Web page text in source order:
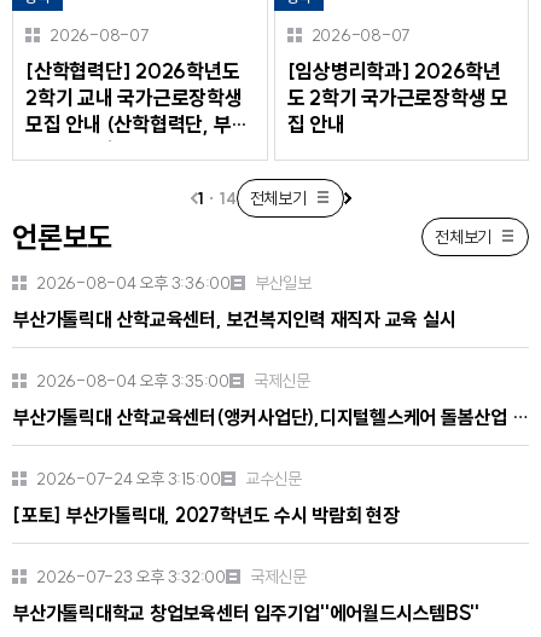
2026-08-07
[산학협력단] 2026학년도
2학기 교내 국가근로장학생
모집 안내 (산학협력단, 부산
가톨릭상담센터)
2026-08-07
[임상병리학과] 2026학년
도 2학기 국가근로장학생 모
집 안내
이
버
튼
1 · 14 전체보기
다
튼
언론보도 전체보기
2026-08-04 오후 3:36:00 부산일보
부산가톨릭대 산학교육센터, 보건복지인력 재직자 교육 실시
2026-08-04 오후 3:35:00 국제신문
부산가톨릭대 산학교육센터(앵커사업단),디지털헬스케어 돌봄산업 기반 보건복지인력 재직자 교육 실시
2026-07-24 오후 3:15:00 교수신문
[포토] 부산가톨릭대, 2027학년도 수시 박람회 현장
2026-07-23 오후 3:32:00 국제신문
부산가톨릭대학교 창업보육센터 입주기업''에어월드시스템BS''